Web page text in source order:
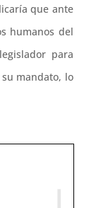
que ante
humanos del
para
mandato, lo